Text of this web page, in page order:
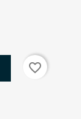
favorite_border